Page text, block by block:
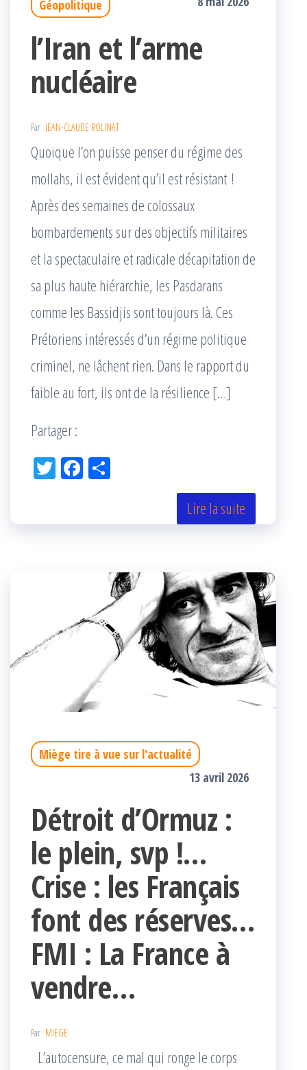
Géopolitique
l’Iran et l’arme
nucléaire
Par JEAN-CLAUDE ROLINAT
Quoique l’on puisse penser du régime des
mollahs, il est évident qu’il est résistant !
Après des semaines de colossaux
bombardements sur des objectifs militaires
et la spectaculaire et radicale décapitation de
sa plus haute hiérarchie, les Pasdarans
comme les Bassidjis sont toujours là. Ces
Prétoriens intéressés d’un régime politique
criminel, ne lâchent rien. Dans le rapport du
faible au fort, ils ont de la résilience […]
Partager :
Tw Fac
k r
Lire la suite
Miège tire à vue sur l'actualité
13 avril 2026
Détroit d’Ormuz :
le plein, svp !…
Crise : les Français
font des réserves…
FMI : La France à
vendre…
Par MIEGE
L’autocensure, ce mal qui ronge le corps